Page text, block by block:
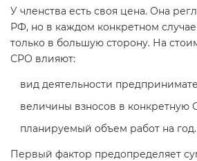
У членства есть своя цена. Она
РФ, но в каждом конкретном
только в большую сторону. На
СРО влияют:
вид деятельности
величины взносов в конкретную
планируемый объем работ на год.
Первый фактор предопределяет